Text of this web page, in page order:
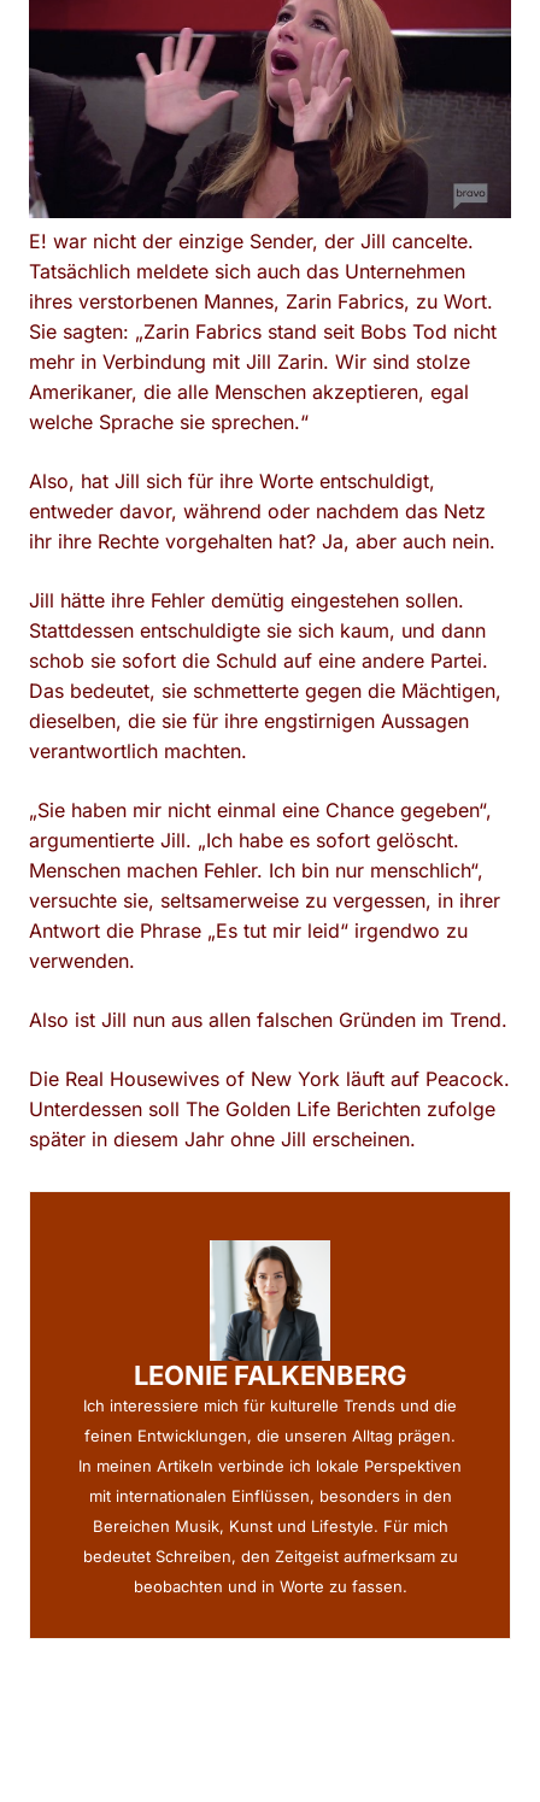
E! war nicht der einzige Sender, der Jill cancelte.
Tatsächlich meldete sich auch das Unternehmen
ihres verstorbenen Mannes, Zarin Fabrics, zu Wort.
Sie sagten: „Zarin Fabrics stand seit Bobs Tod nicht
mehr in Verbindung mit Jill Zarin. Wir sind stolze
Amerikaner, die alle Menschen akzeptieren, egal
welche Sprache sie sprechen.“
Also, hat Jill sich für ihre Worte entschuldigt,
entweder davor, während oder nachdem das Netz
ihr ihre Rechte vorgehalten hat? Ja, aber auch nein.
Jill hätte ihre Fehler demütig eingestehen sollen.
Stattdessen entschuldigte sie sich kaum, und dann
schob sie sofort die Schuld auf eine andere Partei.
Das bedeutet, sie schmetterte gegen die Mächtigen,
dieselben, die sie für ihre engstirnigen Aussagen
verantwortlich machten.
„Sie haben mir nicht einmal eine Chance gegeben“,
argumentierte Jill. „Ich habe es sofort gelöscht.
Menschen machen Fehler. Ich bin nur menschlich“,
versuchte sie, seltsamerweise zu vergessen, in ihrer
Antwort die Phrase „Es tut mir leid“ irgendwo zu
verwenden.
Also ist Jill nun aus allen falschen Gründen im Trend.
Die Real Housewives of New York läuft auf Peacock.
Unterdessen soll The Golden Life Berichten zufolge
später in diesem Jahr ohne Jill erscheinen.
LEONIE FALKENBERG
Ich interessiere mich für kulturelle Trends und die
feinen Entwicklungen, die unseren Alltag prägen.
In meinen Artikeln verbinde ich lokale Perspektiven
mit internationalen Einflüssen, besonders in den
Bereichen Musik, Kunst und Lifestyle. Für mich
bedeutet Schreiben, den Zeitgeist aufmerksam zu
beobachten und in Worte zu fassen.